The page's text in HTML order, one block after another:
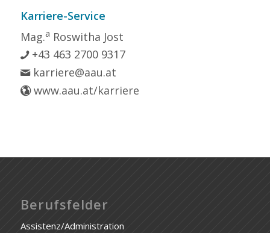
Karriere-Service
Mag.a Roswitha Jost
+43 463 2700 9317
karriere@aau.at
www.aau.at/karriere
Berufsfelder
Assistenz/Administration